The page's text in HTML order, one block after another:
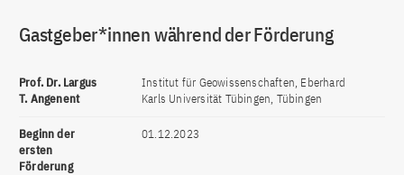
Gastgeber*innen während der Förderung
Prof. Dr. Largus
T. Angenent
Institut für Geowissenschaften, Eberhard
Karls Universität Tübingen, Tübingen
Beginn der
ersten
Förderung
01.12.2023